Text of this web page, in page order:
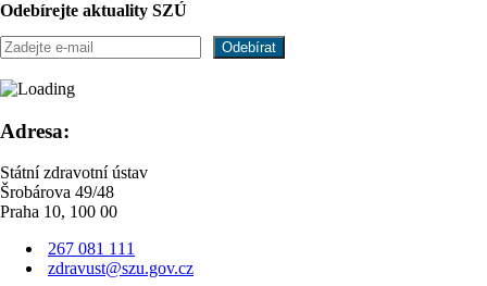
Odebírejte aktuality SZÚ
Adresa:
Státní zdravotní ústav
Šrobárova 49/48
Praha 10, 100 00
267 081 111
zdravust@szu.gov.cz